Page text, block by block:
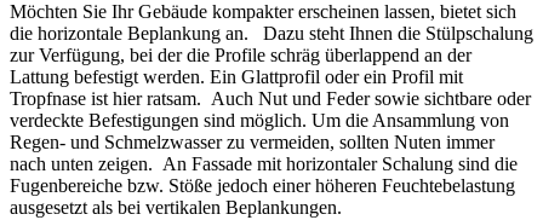
Möchten Sie Ihr Gebäude kompakter erscheinen lassen, bietet sich
die horizontale Beplankung an. Dazu steht Ihnen die Stülpschalung
zur Verfügung, bei der die Profile schräg überlappend an der
Lattung befestigt werden. Ein Glattprofil oder ein Profil mit
Tropfnase ist hier ratsam. Auch Nut und Feder sowie sichtbare oder
verdeckte Befestigungen sind möglich. Um die Ansammlung von
Regen- und Schmelzwasser zu vermeiden, sollten Nuten immer
nach unten zeigen. An Fassade mit horizontaler Schalung sind die
Fugenbereiche bzw. Stöße jedoch einer höheren Feuchtebelastung
ausgesetzt als bei vertikalen Beplankungen.